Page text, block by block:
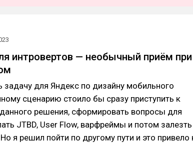
интровертов — необычный приём при
задачу для Яндекс по дизайну мобильного
сценарию стоило бы сразу приступить к
решения, сформировать вопросы для
JTBD, User Flow, варфреймы и потом залезть
я решил пойти по другому пути и это привело